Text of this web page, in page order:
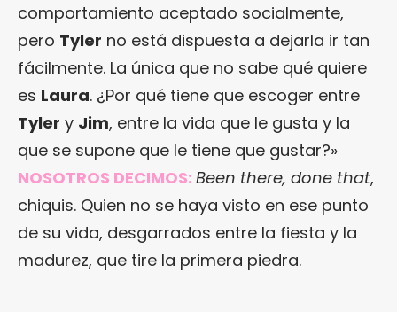
comportamiento aceptado socialmente,
pero Tyler no está dispuesta a dejarla ir tan
fácilmente. La única que no sabe qué quiere
es Laura. ¿Por qué tiene que escoger entre
Tyler y Jim, entre la vida que le gusta y la
que se supone que le tiene que gustar?»
NOSOTROS DECIMOS: Been there, done that,
chiquis. Quien no se haya visto en ese punto
de su vida, desgarrados entre la fiesta y la
madurez, que tire la primera piedra.